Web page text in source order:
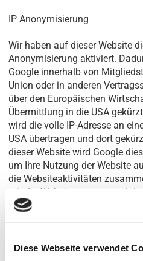
Diese Webseite verwendet
IP Anonymisierung
Wir haben auf dieser Website
Anonymisierung aktiviert.
Google innerhalb von
Union oder in anderen
über den Europäischen
Übermittlung in die USA
wird die volle IP-Adresse an
USA übertragen und dort
dieser Website wird Google
um Ihre Nutzung der Website
die Websiteaktivitäten
mit der Websitenutzung und
verbundene Dienstleistungen
nicht mit anderen Daten von